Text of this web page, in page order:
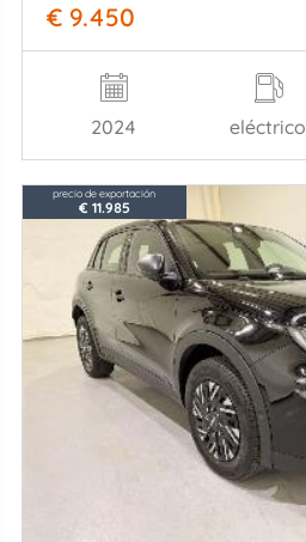
€ 9.450
2024 eléctrico
precio de exportación
€ 11.985